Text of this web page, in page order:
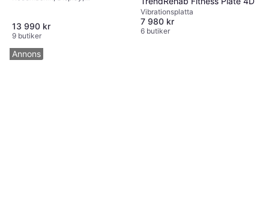
13 990 kr
9 butiker
Vibrationsplatta
7 980 kr
6 butiker
Annons